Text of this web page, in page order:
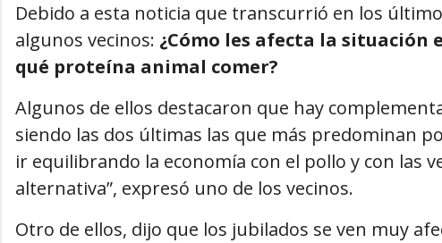
Debido a esta noticia que transcurrió en los
algunos vecinos: ¿Cómo les afecta la situación
qué proteína animal comer?
Algunos de ellos destacaron que hay
siendo las dos últimas las que más predominan
ir equilibrando la economía con el pollo y con las
alternativa”, expresó uno de los vecinos.
Otro de ellos, dijo que los jubilados se ven muy